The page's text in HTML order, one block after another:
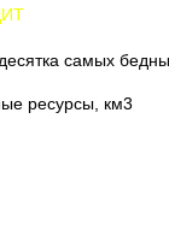
самых
ресурсы, км3